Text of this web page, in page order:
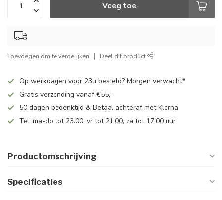
Voeg toe
Toevoegen om te vergelijken Deel dit product
Op werkdagen voor 23u besteld? Morgen verwacht*
Gratis verzending vanaf €55,-
50 dagen bedenktijd & Betaal achteraf met Klarna
Tel: ma-do tot 23.00, vr tot 21.00, za tot 17.00 uur
Productomschrijving
Specificaties